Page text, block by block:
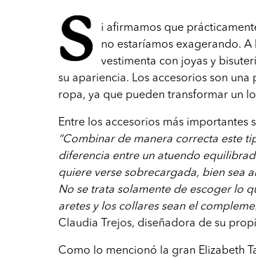
S
i afirmamos que
no estaríamos exagerando.
vestimenta con joyas y
su apariencia. Los accesorios son
ropa, ya que pueden transformar un
Entre los accesorios más importantes
“Combinar de manera correcta este
diferencia entre un atuendo
quiere verse sobrecargada, bien sea
No se trata solamente de escoger lo
aretes y los collares sean el
Claudia Trejos, diseñadora de su
Como lo mencionó la gran Elizabeth